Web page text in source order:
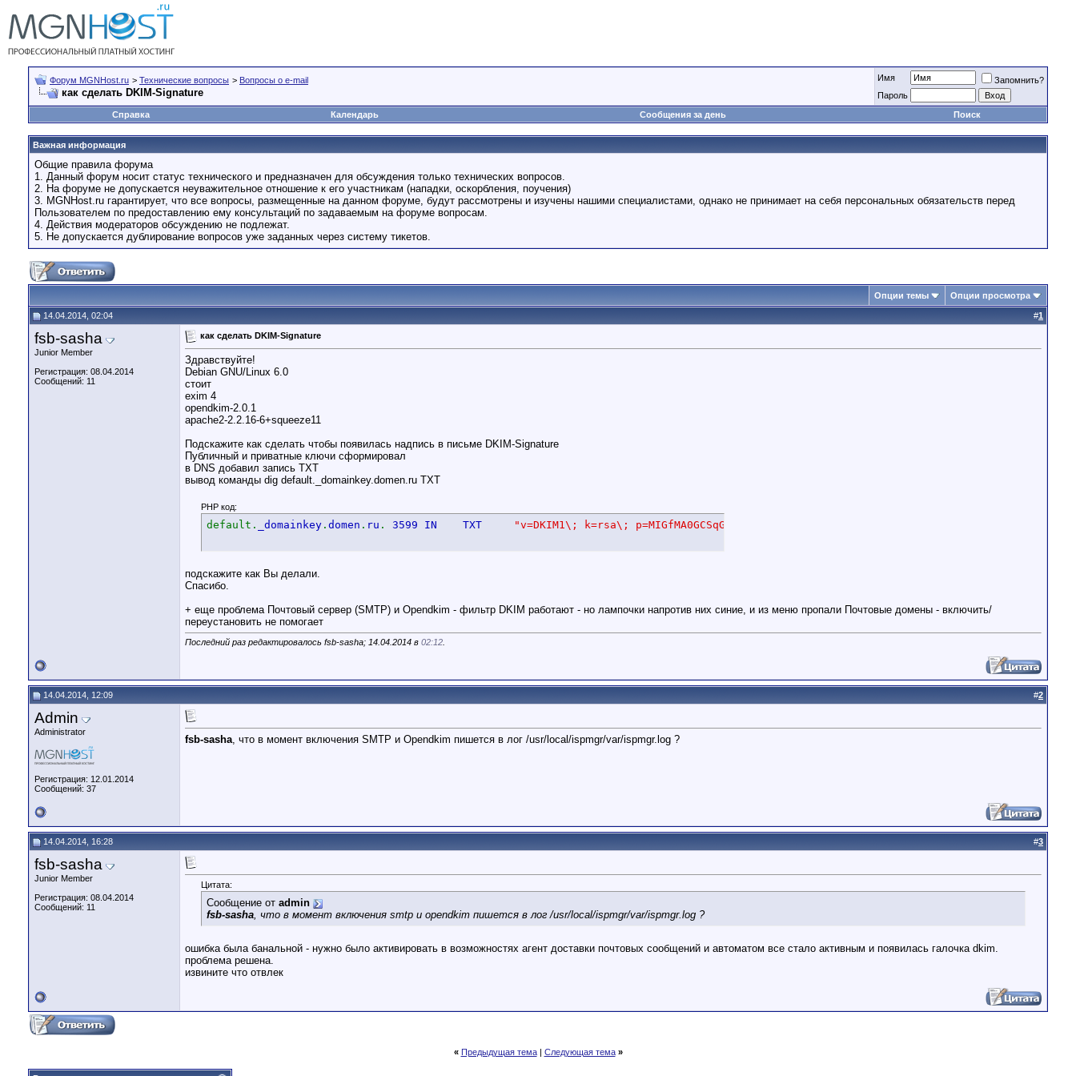
Форум MGNHost.ru > Технические вопросы > Вопросы о e-mail
как сделать DKIM-Signature
Имя
Запомнить?
Пароль
Справка
Календарь Сообщения за день Поиск
Важная информация
Общие правила форума
1. Данный форум носит статус технического и предназначен для обсуждения только технических вопросов.
2. На форуме не допускается неуважительное отношение к его участникам (нападки, оскорбления, поучения)
3. MGNHost.ru гарантирует, что все вопросы, размещенные на данном форуме, будут рассмотрены и изучены нашими специалистами, однако не принимает на себя персональных обязательств перед
Пользователем по предоставлению ему консультаций по задаваемым на форуме вопросам.
4. Действия модераторов обсуждению не подлежат.
5. Не допускается дублирование вопросов уже заданных через систему тикетов.
Опции темы Опции просмотра
14.04.2014, 02:04 #1
fsb-sasha
Junior Member
Регистрация: 08.04.2014
Сообщений: 11
как сделать DKIM-Signature
Здравствуйте!
Debian GNU/Linux 6.0
стоит
exim 4
opendkim-2.0.1
apache2-2.2.16-6+squeeze11
Подскажите как сделать чтобы появилась надпись в письме DKIM-Signature
Публичный и приватные ключи сформировал
в DNS добавил запись TXT
вывод команды dig default._domainkey.domen.ru TXT
PHP код:
default. _domainkey . domen . ru . 3599 IN TXT "v=DKIM1\; k=rsa\;
подскажите как Вы делали.
Спасибо.
+ еще проблема Почтовый сервер (SMTP) и Opendkim - фильтр DKIM работают - но лампочки напротив них синие, и из меню пропали Почтовые домены - включить/
переустановить не помогает
Последний раз редактировалось fsb-sasha; 14.04.2014 в 02:12
14.04.2014, 12:09 #2
Admin
Administrator
Регистрация: 12.01.2014
Сообщений: 37
fsb-sasha, что в момент включения SMTP и Opendkim пишется в лог /usr/local/ispmgr/var/ispmgr.log ?
14.04.2014, 16:28 #3
fsb-sasha
Junior Member
Регистрация: 08.04.2014
Сообщений: 11
Цитата:
Сообщение от admin
fsb-sasha, что в момент включения smtp и opendkim пишется в лог /usr/local/ispmgr/var/ispmgr.log ?
ошибка была банальной - нужно было активировать в возможностях агент доставки почтовых сообщений и автоматом все стало активным и появилась галочка dkim.
проблема решена.
извините что отвлек
« Предыдущая тема| Следующая тема »